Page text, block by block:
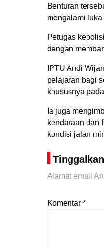
Benturan
mengalami luka
Petugas
dengan
IPTU Andi
pelajaran bagi
khususnya
Ia juga
kendaraan dan
kondisi jalan
Alamat email
Komentar *